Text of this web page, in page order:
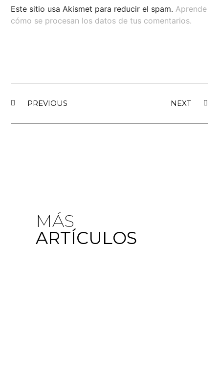
Este sitio usa Akismet para reducir el spam.Aprende
cómo se procesan los datos de tus comentarios.
PREVIOUS NEXT
MÁS
ARTÍCULOS